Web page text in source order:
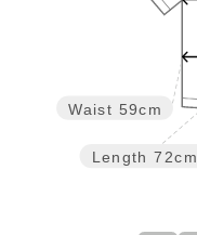
Length 72cm
Waist 59cm